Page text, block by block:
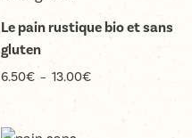
Le pain rustique bio et sans
gluten
6.50€ – 13.00€Plage